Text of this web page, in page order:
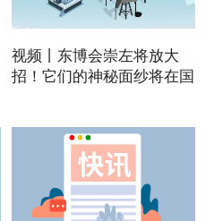
视频丨东博会崇左将放大
招！它们的神秘面纱将在国